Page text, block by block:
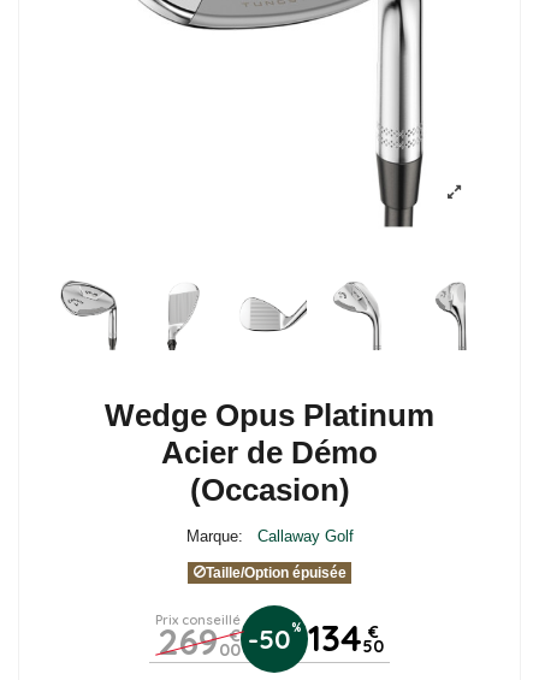
Wedge Opus Platinum
Acier de Démo
(Occasion)
Marque: Callaway Golf
Taille/Option épuisée
Prix conseillé
269 €
00 -50% 134 €
50